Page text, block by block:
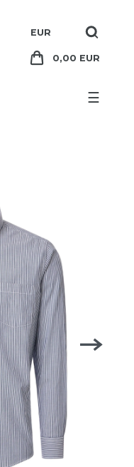
EUR
0,00 EUR
☰